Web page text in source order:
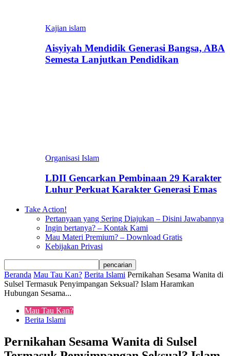
Kajian islam
Aisyiyah Mendidik Generasi Bangsa, ABA
Semesta Lanjutkan Pendidikan
Organisasi Islam
LDII Gencarkan Pembinaan 29 Karakter
Luhur Perkuat Karakter Generasi Emas
Take Action!
Pertanyaan yang Sering Diajukan – Disini Jawabannya
Ingin bertanya? – Kontak Kami
Mau Materi Premium? – Download Gratis
Kebijakan Privasi
Beranda Mau Tau Kan? Berita Islami Pernikahan Sesama Wanita di
Sulsel Termasuk Penyimpangan Seksual? Islam Haramkan
Hubungan Sesama...
Mau Tau Kan?
Berita Islami
Pernikahan Sesama Wanita di Sulsel